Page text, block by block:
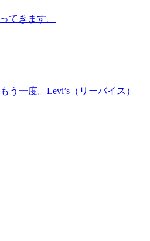
てきます。
う一度。Levi’s（リーバイス）